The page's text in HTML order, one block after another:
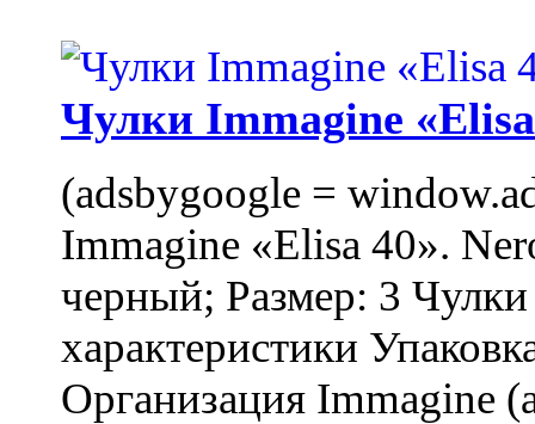
Чулки Immagine
(adsbygoogle =
Immagine «Elisa 40».
черный; Размер: 3
характеристики
Организация Immagine